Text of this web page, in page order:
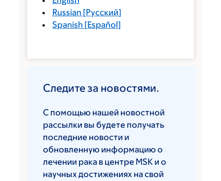
Russian [Русский]
Spanish [Español]
Следите за новостями.
С помощью нашей новостной
рассылки вы будете получать
последние новости и
обновленную информацию о
лечении рака в центре MSK и о
научных достижениях на свой